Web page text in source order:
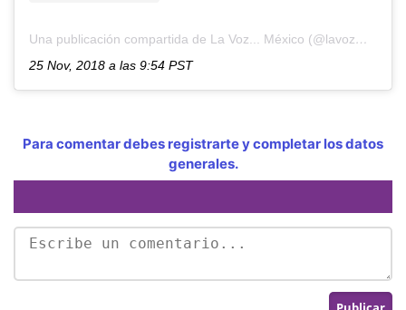
Una publicación compartida de La Voz... México (@lavozmexico)
25 Nov, 2018 a las 9:54 PST
Para comentar debes registrarte y completar los datos
generales.